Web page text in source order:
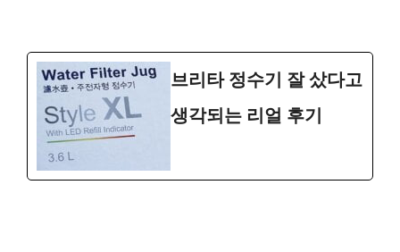
브리타 정수기 잘 샀다고
생각되는 리얼 후기